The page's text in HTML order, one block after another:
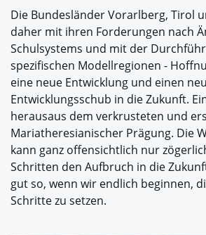
Die Bundesländer Vorarlberg, Tirol
daher mit ihren Forderungen nach
Schulsystems und mit der
spezifischen Modellregionen -
eine neue Entwicklung und einen
Entwicklungsschub in die Zukunft.
herausaus dem verkrusteten und
Mariatheresianischer Prägung. Die
kann ganz offensichtlich nur
Schritten den Aufbruch in die
gut so, wenn wir endlich beginnen,
Schritte zu setzen.